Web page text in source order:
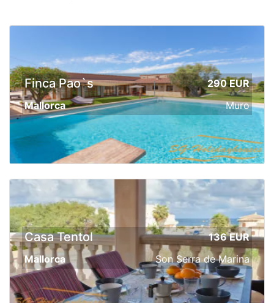
Finca Pao`s
290 EUR
Mallorca
Muro
Casa Tentol
136 EUR
Mallorca
Son Serra de Marina